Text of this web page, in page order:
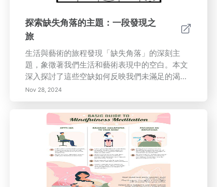
和重要性對任務進行分類，確保你專注於關鍵活
動。3. 時間劃分：為任務分配特定的時間段，以
減少干擾並增強專注力。4. 學會說不：通過拒絕
與優先事項不一致的請求來保護你的時間。5. 反
思和調整：定期評估你的生產力，並調整你的策
略，以改善你的時間管理系統。通過掌握這些技
巧，你可以在工作和個人生活之間實現和諧平
衡，同時更高效地達到你的目標。探索更多有效
的時間管理實踐，改變你的日常生活。
探索缺失角落的主題：一段發現之
旅
生活與藝術的旅程發現「缺失角落」的深刻主
題，象徵著我們生活和藝術表現中的空白。本文
深入探討了這些空缺如何反映我們未滿足的渴望
和經歷，鼓勵我們更深入地理解人類情感。了解
無缺（無論是在藝術還是個人經歷中）如何作為
成長和自我發現的催化劑。揭示未完成空間的情
感影響、缺陷之美，以及如何接納這些元素能夠
帶來更豐富、更充實的生活。文章還提供了實用
步驟，以識別和解決你的缺失角落，促進個人發
展和療癒之旅。與我們一起慶祝存在的複雜性以
及認識我們空白的轉變力量。探索更多關於與缺
失角落共存以及缺陷在生活和藝術中重要性的內
Nov 28, 2024